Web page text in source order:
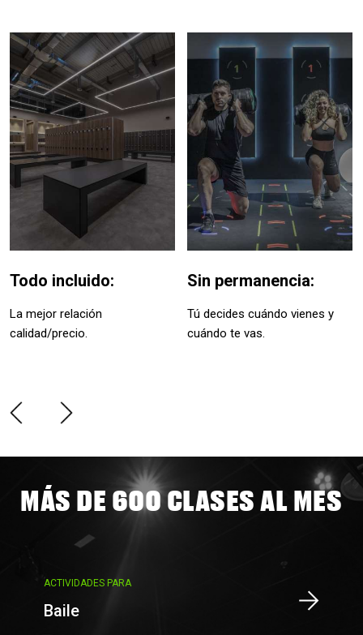
Todo incluido:
La mejor relación
calidad/precio.
Sin permanencia:
Tú decides cuándo vienes y
cuándo te vas.
MÁS DE 600 CLASES AL MES
ACTIVIDADES PARA
Baile